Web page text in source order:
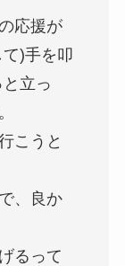
応援が
)手を叩
立っ
こうと
、良か
るって